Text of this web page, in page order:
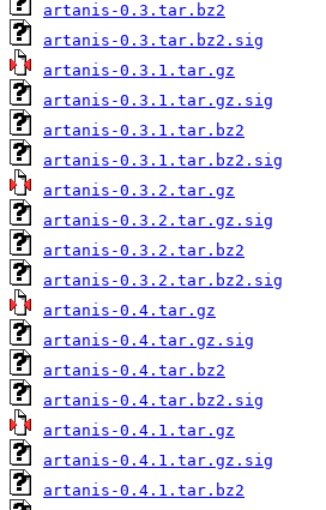
artanis-0.3.tar.bz2
artanis-0.3.tar.bz2.sig
artanis-0.3.1.tar.gz
artanis-0.3.1.tar.gz.sig
artanis-0.3.1.tar.bz2
artanis-0.3.1.tar.bz2.sig
artanis-0.3.2.tar.gz
artanis-0.3.2.tar.gz.sig
artanis-0.3.2.tar.bz2
artanis-0.3.2.tar.bz2.sig
artanis-0.4.tar.gz
artanis-0.4.tar.gz.sig
artanis-0.4.tar.bz2
artanis-0.4.tar.bz2.sig
artanis-0.4.1.tar.gz
artanis-0.4.1.tar.gz.sig
artanis-0.4.1.tar.bz2